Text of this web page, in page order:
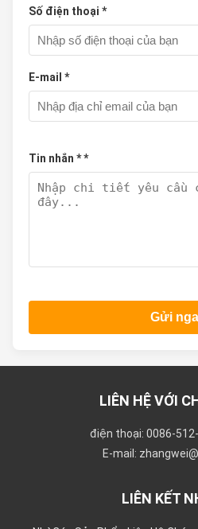
Số điện thoại *
E-mail *
Tin nhắn * *
Gửi
LIÊN HỆ VỚI
điện thoại: 0086-
E-mail:
LIÊN KẾT